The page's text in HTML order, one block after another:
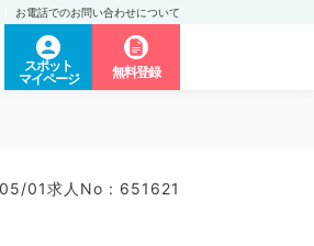
お電話でのお問い合わせについて
スポット
マイページ
無料登録
01求人No : 651621